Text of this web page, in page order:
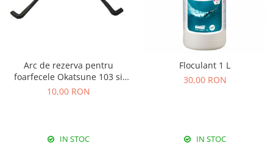
Arc de rezerva pentru
foarfecele Okatsune 103 si
104
10,00 RON
IN STOC
Floculant 1 L
30,00 RON
IN STOC